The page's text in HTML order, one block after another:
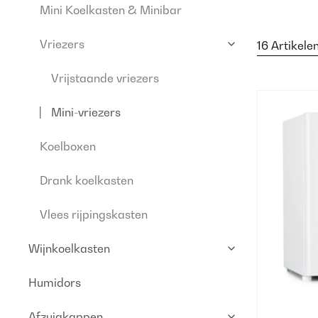
Mini Koelkasten & Minibar
Vriezers
Vrijstaande vriezers
Mini-vriezers
Koelboxen
Drank koelkasten
Vlees rijpingskasten
Wijnkoelkasten
Humidors
16